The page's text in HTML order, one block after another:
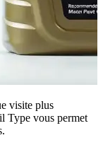
visite plus
Type vous permet